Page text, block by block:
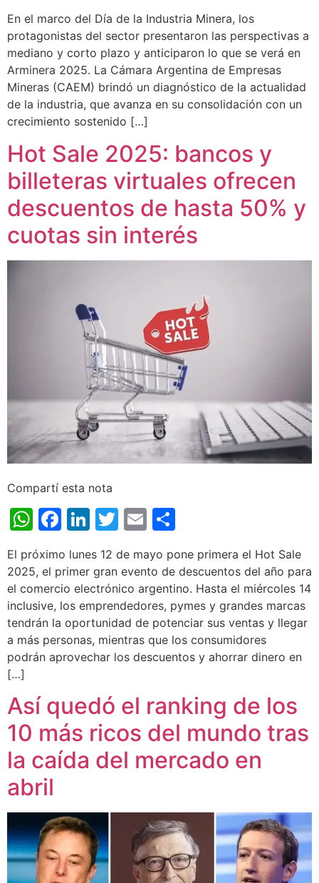
En el marco del Día de la Industria Minera, los
protagonistas del sector presentaron las perspectivas a
mediano y corto plazo y anticiparon lo que se verá en
Arminera 2025. La Cámara Argentina de Empresas
Mineras (CAEM) brindó un diagnóstico de la actualidad
de la industria, que avanza en su consolidación con un
crecimiento sostenido […]
Hot Sale 2025: bancos y
billeteras virtuales ofrecen
descuentos de hasta 50% y
cuotas sin interés
Compartí esta nota
WhatsApp
Facebook
LinkedIn
Twitter
Email
El próximo lunes 12 de mayo pone primera el Hot Sale
2025, el primer gran evento de descuentos del año para
el comercio electrónico argentino. Hasta el miércoles 14
inclusive, los emprendedores, pymes y grandes marcas
tendrán la oportunidad de potenciar sus ventas y llegar
a más personas, mientras que los consumidores
podrán aprovechar los descuentos y ahorrar dinero en
[…]
Así quedó el ranking de los
10 más ricos del mundo tras
la caída del mercado en
abril